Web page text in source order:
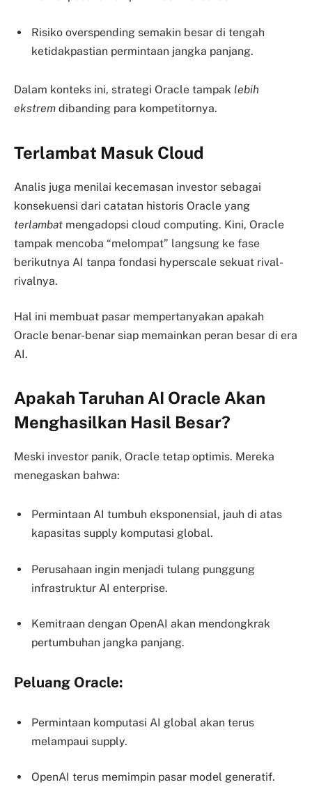
Risiko overspending semakin besar di tengah
ketidakpastian permintaan jangka panjang.
Dalam konteks ini, strategi Oracle tampak lebih
ekstrem dibanding para kompetitornya.
Terlambat Masuk Cloud
Analis juga menilai kecemasan investor sebagai
konsekuensi dari catatan historis Oracle yang
terlambat mengadopsi cloud computing. Kini, Oracle
tampak mencoba “melompat” langsung ke fase
berikutnya AI tanpa fondasi hyperscale sekuat rival-
rivalnya.
Hal ini membuat pasar mempertanyakan apakah
Oracle benar-benar siap memainkan peran besar di era
AI.
Apakah Taruhan AI Oracle Akan
Menghasilkan Hasil Besar?
Meski investor panik, Oracle tetap optimis. Mereka
menegaskan bahwa:
Permintaan AI tumbuh eksponensial, jauh di atas
kapasitas supply komputasi global.
Perusahaan ingin menjadi tulang punggung
infrastruktur AI enterprise.
Kemitraan dengan OpenAI akan mendongkrak
pertumbuhan jangka panjang.
Peluang Oracle:
Permintaan komputasi AI global akan terus
melampaui supply.
OpenAI terus memimpin pasar model generatif.